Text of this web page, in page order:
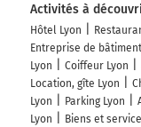
Activités à
Hôtel Lyon
Entreprise de
Lyon
Coiffeur Lyon
Location, gîte Lyon
Lyon
Parking Lyon
Lyon
Biens et